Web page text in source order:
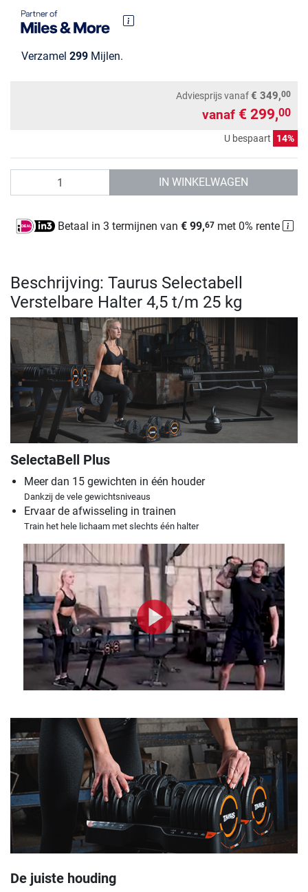
Verzamel 299 Mijlen.
Adviesprijsvanaf€ 349,00
vanaf € 299,00
U bespaart 14%
IN WINKELWAGEN
Betaal in 3 termijnen van € 99,67met 0% rente
Beschrijving: Taurus Selectabell
Verstelbare Halter 4,5 t/m 25 kg
SelectaBell Plus
Meer dan 15 gewichten in één houder
Dankzij de vele gewichtsniveaus
Ervaar de afwisseling in trainen
Train het hele lichaam met slechts één halter
De juiste houding